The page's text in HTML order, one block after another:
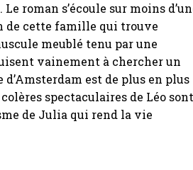
roman s’écoule sur moins
de cette famille qui trouve
meublé tenu par une
vainement à chercher un
est de plus en plus
spectaculaires de Léo sont
de Julia qui rend la vie